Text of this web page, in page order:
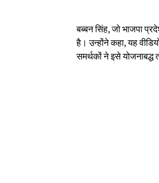
बब्बन सिंह, जो भाजपा
है। उन्होंने कहा, यह
समर्थकों ने इसे योजनाबद्ध